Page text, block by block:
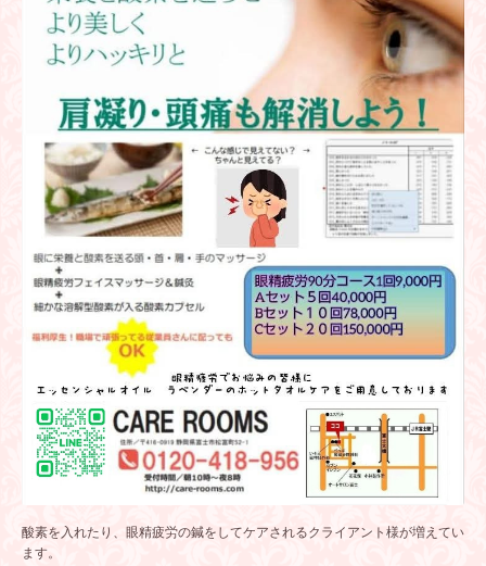
酸素を入れたり、眼精疲労の鍼をしてケアされるクライアント様が増えてい
ます。